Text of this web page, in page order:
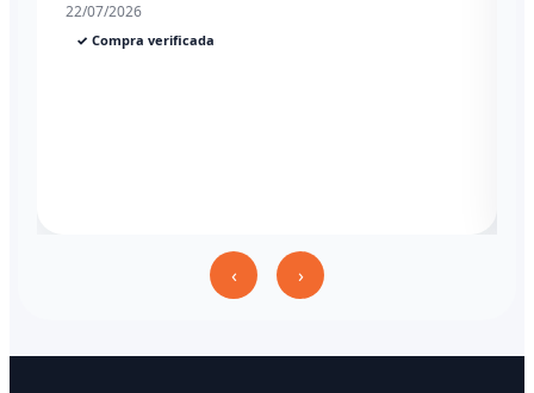
‹
22/07/2026
✓ Compra verificada
›